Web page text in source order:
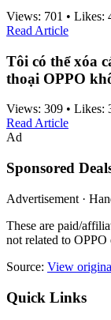
Views: 701 • Likes:
Read Article
Tôi có thể xóa
thoại OPPO
Views: 309 • Likes:
Read Article
Ad
Sponsored
Advertisement ·
These are paid/
not related to OPPO
Source: View
Quick Links